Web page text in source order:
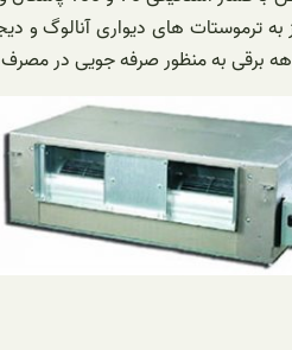
ترموستات های دیواری آنالوگ
برقی به منظور صرفه جویی در